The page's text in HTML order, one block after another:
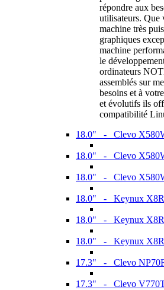
répondre aux
utilisateurs. Que
machine très
graphiques
machine
le
ordinateurs
assemblés sur
besoins et à
et évolutifs ils
compatibilité
18.0" - Clevo
18.0" - Clevo
18.0" - Clevo
18.0" - Keynux
18.0" - Keynux
18.0" - Keynux
17.3" - Clevo
17.3" - Clevo